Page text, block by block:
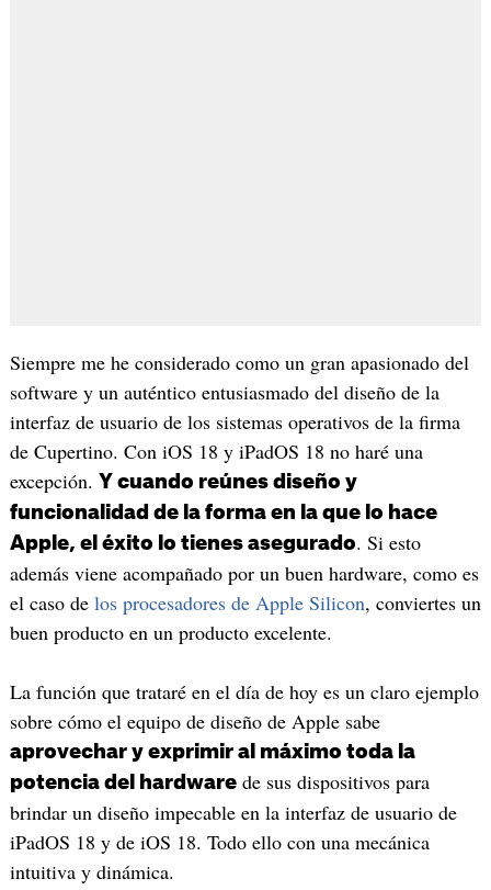
Siempre me he considerado como un gran apasionado del
software y un auténtico entusiasmado del diseño de la
interfaz de usuario de los sistemas operativos de la firma
de Cupertino. Con iOS 18 y iPadOS 18 no haré una
excepción. Y cuando reúnes diseño y
funcionalidad de la forma en la que lo hace
Apple, el éxito lo tienes asegurado. Si esto
además viene acompañado por un buen hardware, como es
el caso de los procesadores de Apple Silicon, conviertes un
buen producto en un producto excelente.
La función que trataré en el día de hoy es un claro ejemplo
sobre cómo el equipo de diseño de Apple sabe
aprovechar y exprimir al máximo toda la
potencia del hardwarede sus dispositivos para
brindar un diseño impecable en la interfaz de usuario de
iPadOS 18 y de iOS 18. Todo ello con una mecánica
intuitiva y dinámica.